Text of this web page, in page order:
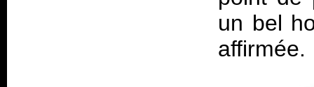
un bel
affirmée.